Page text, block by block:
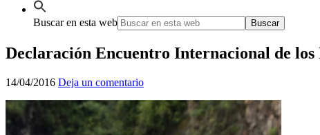
Buscar en esta web
Declaración Encuentro Internacional de los
14/04/2016 Deja un comentario